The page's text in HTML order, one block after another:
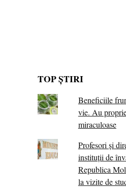
TOP ȘTIRI
Beneficiile
vie. Au
miraculoase
Profesori și
instituții de
Republica
la vizite de